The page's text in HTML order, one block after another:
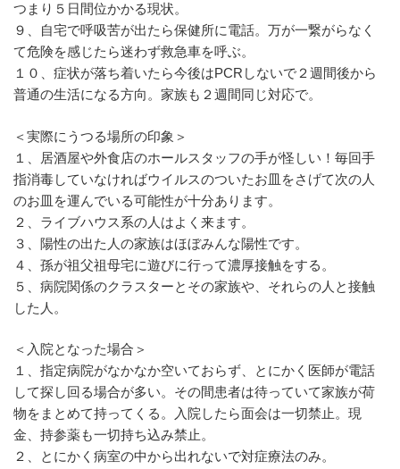
つまり５日間位かかる現状。
９、自宅で呼吸苦が出たら保健所に電話。万が一繋がらなく
て危険を感じたら迷わず救急車を呼ぶ。
１０、症状が落ち着いたら今後はPCRしないで２週間後から
普通の生活になる方向。家族も２週間同じ対応で。
＜実際にうつる場所の印象＞
１、居酒屋や外食店のホールスタッフの手が怪しい！毎回手
指消毒していなければウイルスのついたお皿をさげて次の人
のお皿を運んでいる可能性が十分あります。
２、ライブハウス系の人はよく来ます。
３、陽性の出た人の家族はほぼみんな陽性です。
４、孫が祖父祖母宅に遊びに行って濃厚接触をする。
５、病院関係のクラスターとその家族や、それらの人と接触
した人。
＜入院となった場合＞
１、指定病院がなかなか空いておらず、とにかく医師が電話
して探し回る場合が多い。その間患者は待っていて家族が荷
物をまとめて持ってくる。入院したら面会は一切禁止。現
金、持参薬も一切持ち込み禁止。
２、とにかく病室の中から出れないで対症療法のみ。